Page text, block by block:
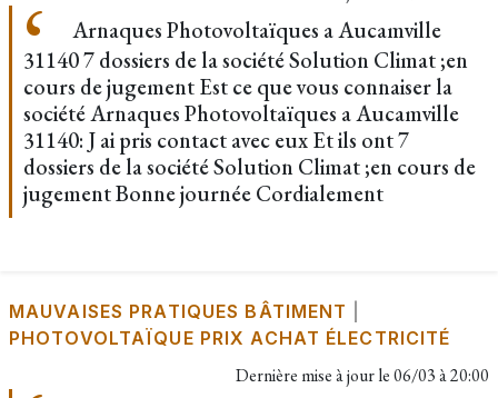
Arnaques Photovoltaïques a Aucamville
31140 7 dossiers de la société Solution Climat ;en
cours de jugement Est ce que vous connaiser la
société Arnaques Photovoltaïques a Aucamville
31140: J ai pris contact avec eux Et ils ont 7
dossiers de la société Solution Climat ;en cours de
jugement Bonne journée Cordialement
MAUVAISES PRATIQUES BÂTIMENT
PHOTOVOLTAÏQUE PRIX ACHAT ÉLECTRICITÉ
Dernière mise à jour le06/03 à 20:00